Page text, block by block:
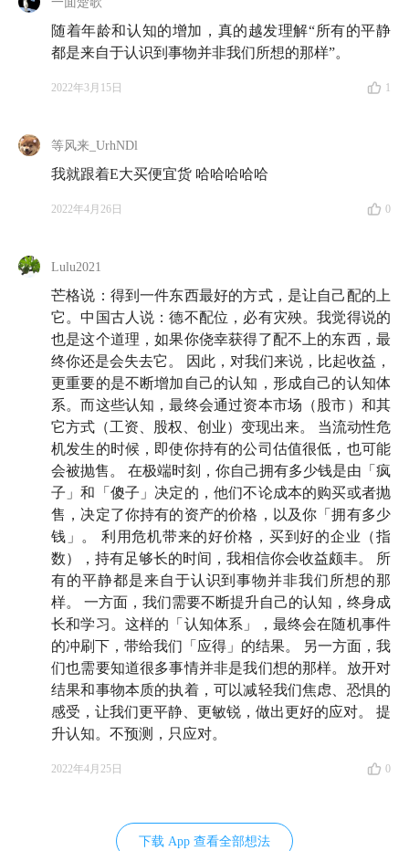
随着年龄和认知的增加，真的越发理解“所有的平静
都是来自于认识到事物并非我们所想的那样”。
2022年3月15日 1
等风来_UrhNDl
我就跟着E大买便宜货 哈哈哈哈哈
2022年4月26日 0
Lulu2021
芒格说：得到一件东西最好的方式，是让自己配的上
它。中国古人说：德不配位，必有灾殃。我觉得说的
也是这个道理，如果你侥幸获得了配不上的东西，最
终你还是会失去它。 因此，对我们来说，比起收益，
更重要的是不断增加自己的认知，形成自己的认知体
系。而这些认知，最终会通过资本市场（股市）和其
它方式（工资、股权、创业）变现出来。 当流动性危
机发生的时候，即使你持有的公司估值很低，也可能
会被抛售。 在极端时刻，你自己拥有多少钱是由「疯
子」和「傻子」决定的，他们不论成本的购买或者抛
售，决定了你持有的资产的价格，以及你「拥有多少
钱」。 利用危机带来的好价格，买到好的企业（指
数），持有足够长的时间，我相信你会收益颇丰。 所
有的平静都是来自于认识到事物并非我们所想的那
样。 一方面，我们需要不断提升自己的认知，终身成
长和学习。这样的「认知体系」，最终会在随机事件
的冲刷下，带给我们「应得」的结果。 另一方面，我
们也需要知道很多事情并非是我们想的那样。放开对
结果和事物本质的执着，可以减轻我们焦虑、恐惧的
感受，让我们更平静、更敏锐，做出更好的应对。 提
升认知。不预测，只应对。
2022年4月25日 0
下载 App 查看全部想法